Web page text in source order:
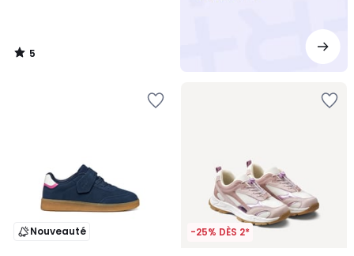
5
/
Nouveauté -25% DÈS 2*